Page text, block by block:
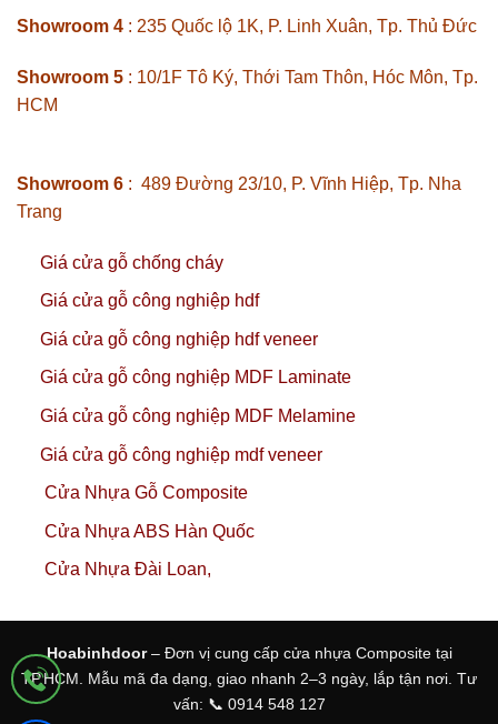
Showroom 4 : 235 Quốc lộ 1K, P. Linh Xuân, Tp. Thủ Đức
Showroom 5 : 10/1F Tô Ký, Thới Tam Thôn, Hóc Môn, Tp.
HCM
Showroom 6 : 489 Đường 23/10, P. Vĩnh Hiệp, Tp. Nha
Trang
Giá cửa gỗ chống cháy
Giá cửa gỗ công nghiệp hdf
Giá cửa gỗ công nghiệp hdf veneer
Giá cửa gỗ công nghiệp MDF Laminate
Giá cửa gỗ công nghiệp MDF Melamine
Giá cửa gỗ công nghiệp mdf veneer
Cửa Nhựa Gỗ Composite
Cửa Nhựa ABS Hàn Quốc
Cửa Nhựa Đài Loan,
Hoabinhdoor– Đơn vị cung cấp cửa nhựa Composite tại
TP.HCM. Mẫu mã đa dạng, giao nhanh 2–3 ngày, lắp tận nơi. Tư
vấn: 📞 0914 548 127